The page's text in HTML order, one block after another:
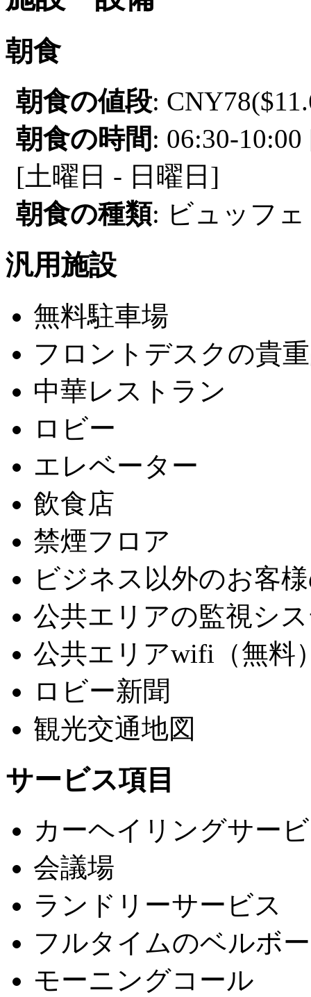
朝食
朝食の値段:
朝食の時間: 06:30-
[土曜日 - 日曜日]
朝食の種類: ビュッフ
汎用施設
無料駐車場
フロントデスクの貴
中華レストラン
ロビー
エレベーター
飲食店
禁煙フロア
ビジネス以外のお客
公共エリアの監視シ
公共エリアwifi（無料
ロビー新聞
観光交通地図
サービス項目
カーヘイリングサー
会議場
ランドリーサービス
フルタイムのベルボ
モーニングコール